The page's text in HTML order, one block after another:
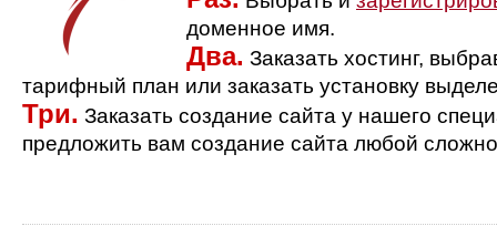
доменное имя.
Два. Заказать хостинг,
тарифный план или заказать установку
Три. Заказать создание сайта у нашего
предложить вам создание сайта любой